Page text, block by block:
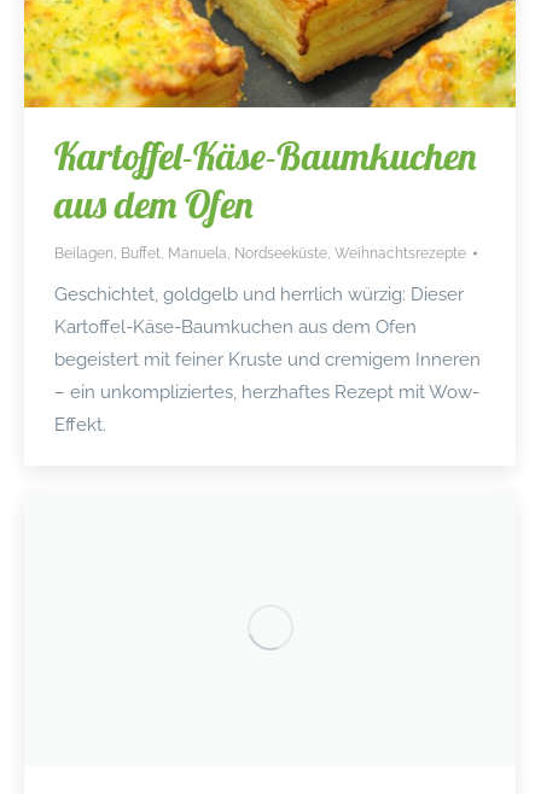
Kartoffel-Käse-Baumkuchen
aus dem Ofen
Beilagen, Buffet, Manuela, Nordseeküste, Weihnachtsrezepte
Geschichtet, goldgelb und herrlich würzig: Dieser
Kartoffel-Käse-Baumkuchen aus dem Ofen
begeistert mit feiner Kruste und cremigem Inneren
– ein unkompliziertes, herzhaftes Rezept mit Wow-
Effekt.